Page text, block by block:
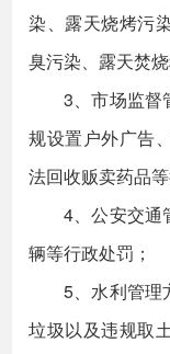
染、露天烧烤污
臭污染、露天焚
3、市场监督
规设置户外广告
法回收贩卖药品
4、公安交通
辆等行政处罚；
5、水利管理
垃圾以及违规取